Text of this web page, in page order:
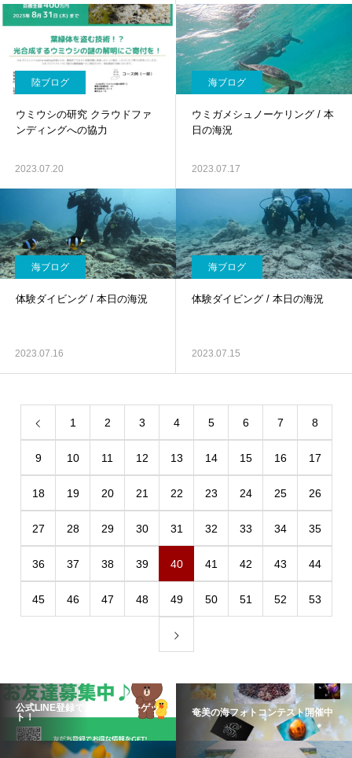
陸ブログ
ウミウシの研究 クラウドファ
ンディングへの協力
2023.07.20
海ブログ
ウミガメシュノーケリング / 本
日の海況
2023.07.17
海ブログ
体験ダイビング / 本日の海況
2023.07.16
海ブログ
体験ダイビング / 本日の海況
2023.07.15
1 2 3 4 5 6 7 8
9 10 11 12 13 14 15 16 17
18 19 20 21 22 23 24 25 26
27 28 29 30 31 32 33 34 35
36 37 38 39 40 41 42 43 44
45 46 47 48 49 50 51 52 53
公式LINE登録でお得な情報をゲッ
ト！
奄美の海フォトコンテスト開催中